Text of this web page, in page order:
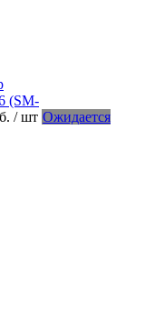
(SM-
/ шт Ожидается